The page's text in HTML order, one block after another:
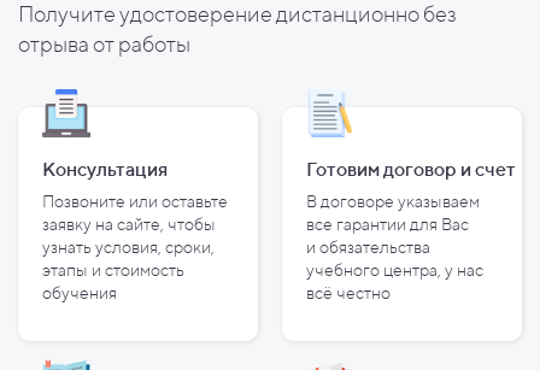
Получите удостоверение дистанционно без
отрыва от работы
Консультация
Позвоните или оставьте
заявку на сайте, чтобы
узнать условия, сроки,
этапы и стоимость
обучения
Готовим договор и счет
В договоре указываем
все гарантии для Вас
и обязательства
учебного центра, у нас
всё честно